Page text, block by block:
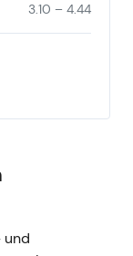
3.10 – 4.44
und